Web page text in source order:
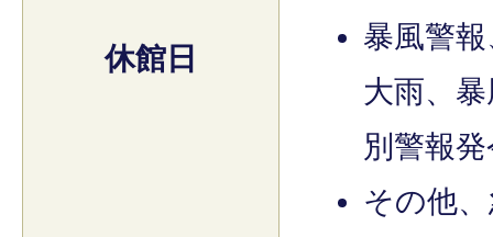
休館日
暴風警
大雨、
別警報
その他